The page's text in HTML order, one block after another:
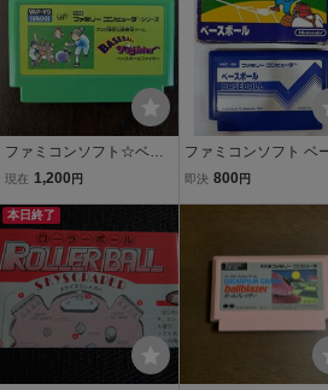
ファミコンソフト☆ベー
スボールファイター
現在 1,200 円
ファミコンソフト ベ
ボール
即決 800 円
本日終了